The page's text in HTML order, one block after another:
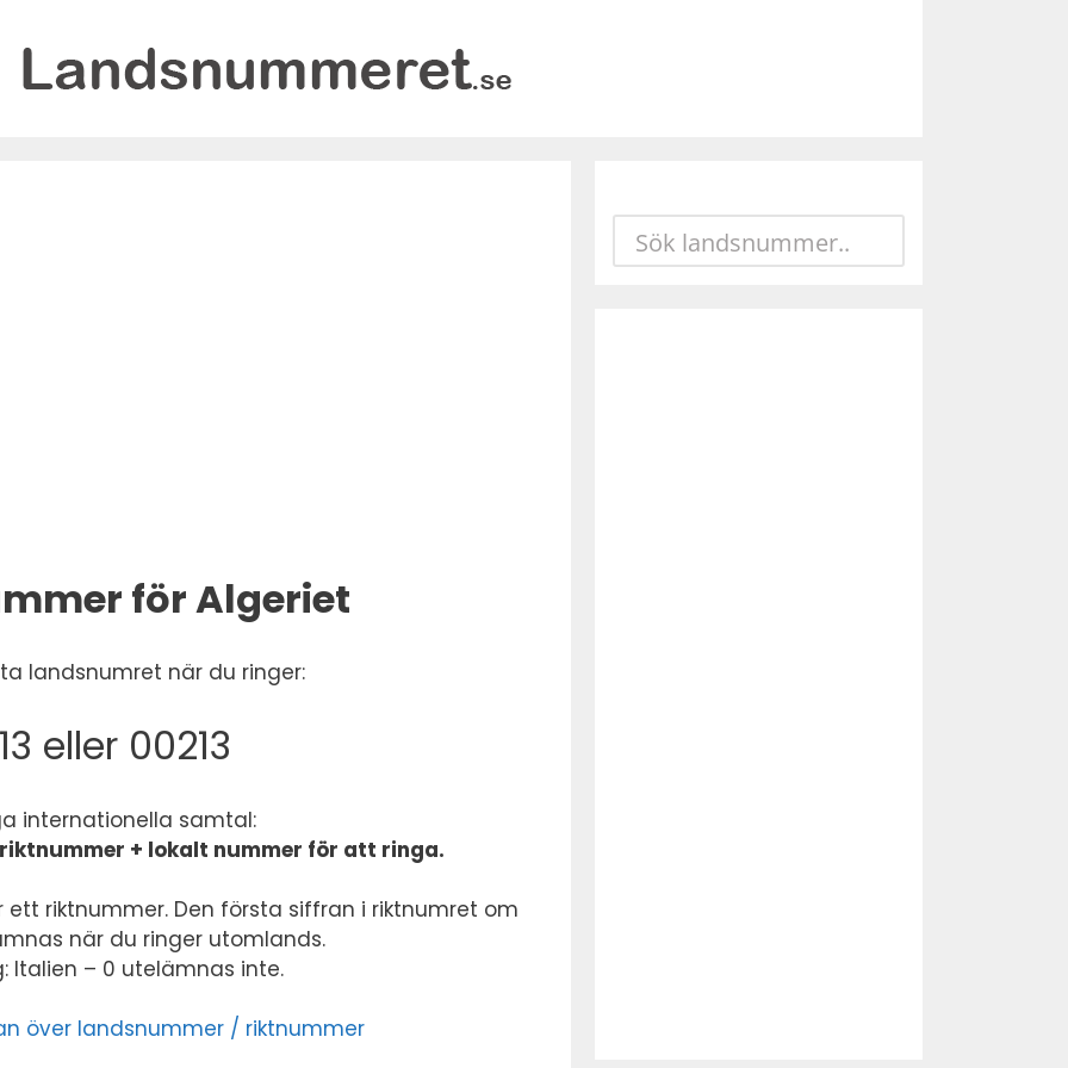
för Algeriet
landsnumret när du ringer:
eller 00213
internationella samtal:
+ lokalt nummer för att ringa.
riktnummer. Den första siffran i riktnumret om
när du ringer utomlands.
Italien – 0 utelämnas inte.
över landsnummer / riktnummer